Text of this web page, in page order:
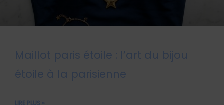
Maillot paris étoile : l’art du bijou
étoile à la parisienne
LIRE PLUS »